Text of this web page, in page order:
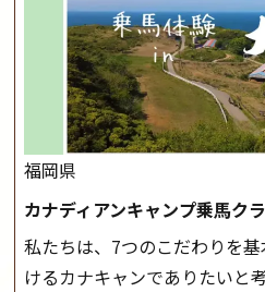
前にご連絡いたします。
はこちら
しみいただいています。 なお
休み期間中は無休で営業して
お越しください！大山乗馬
福岡県
カナディアンキャンプ乗馬ク
私たちは、7つのこだわりを
けるカナキャンでありたいと